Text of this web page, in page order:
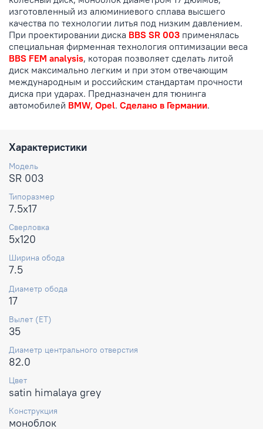
изготовленный из алюминиевого сплава высшего
качества по технологии литья под низким давлением.
При проектировании диска BBS SR 003 применялась
специальная фирменная технология оптимизации веса
BBS FEM analysis, которая позволяет сделать литой
диск максимально легким и при этом отвечающим
международным и российским стандартам прочности
диска при ударах. Предназначен для тюнинга
автомобилей BMW, Opel. Сделано в Германии.
Характеристики
Модель
SR 003
Типоразмер
7.5x17
Сверловка
5x120
Ширина обода
7.5
Диаметр обода
17
Вылет (ET)
35
Диаметр центрального отверстия
82.0
Цвет
satin himalaya grey
Конструкция
моноблок